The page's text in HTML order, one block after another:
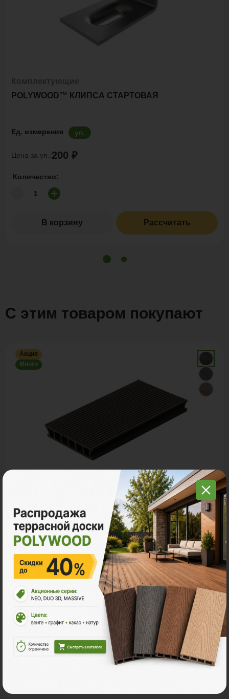
POLYWOOD™ КЛИПСА СТАРТОВАЯ
Ед. измерения уп.
Цена за уп.:200 ₽
Количество:
В корзину Рассчитать
С этим товаром покупают
Акция
Много
POLYWOOD™ NEO
Ударная стойкость:Умеренная
Размер 3м 4м 6м
м2 шт
0.47 м
Итого заказ 3 пог. м.: 1218 ₽